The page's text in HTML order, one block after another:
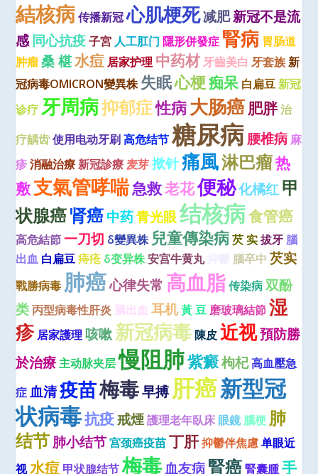
結核病 传播新冠 心肌梗死减肥新冠不是流
感同心抗疫 子宮 人工肛门 隱形併發症 腎病 胃肠道
肿瘤 桑 椹水痘 居家护理 中药材 牙齒美白 牙套族 新
冠病毒OMICRON變異株 失眠心梗痴呆 白扁豆 新冠
诊疗 牙周病抑郁症性病大肠癌肥胖治
疗龋齿 使用电动牙刷 高危结节 糖尿病腰椎病 麻
疹 消融治療 新冠診療 麦芽 揿针痛風淋巴瘤热
敷支氣管哮喘急救老花便秘化橘红甲
状腺癌肾癌中药青光眼结核病食管癌
高危結節 一刀切 δ變異株 兒童傳染病 芡 实 拔牙 腦
出血 白扁豆 痔疮 δ变异株安宫牛黄丸 腦卒中 芡实
戰勝病毒 肺癌心律失常 高血脂 传染病 双酚
类 丙型病毒性肝炎 脑出血 耳机黃 豆 磨玻璃結節 湿
疹 居家護理 咳嗽新冠病毒 陳皮 近视預防勝
於治療 主动脉夹层 慢阻肺紫癜枸杞高血壓急
症 血清疫苗梅毒早搏 肝癌新型冠
状病毒抗疫戒煙 護理老年臥床 眼鏡 腦梗 肺
结节肺小结节 宫颈癌疫苗 丁肝抑鬱伴焦慮 单眼近
视水痘 甲状腺结节 梅毒血友病腎癌 腎囊腫手